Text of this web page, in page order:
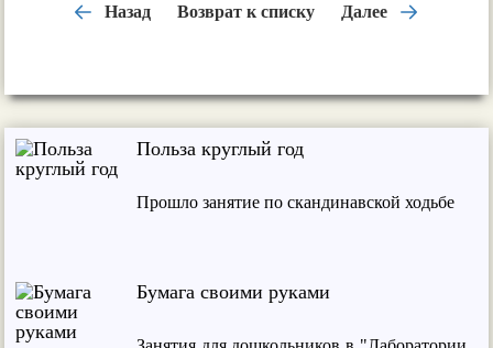
Польза круглый год
Прошло занятие по скандинавской ходьбе
Бумага своими руками
Назад Возврат к списку Далее